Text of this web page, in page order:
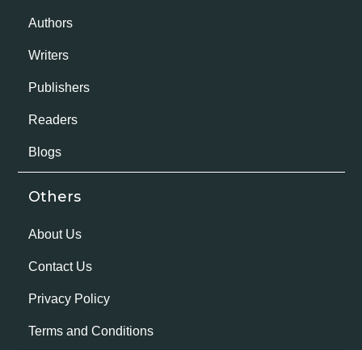
Authors
Writers
Publishers
Readers
Blogs
Others
About Us
Contact Us
Privacy Policy
Terms and Conditions